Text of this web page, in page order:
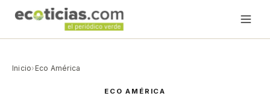
Inicio› Eco América
ECO AMÉRICA